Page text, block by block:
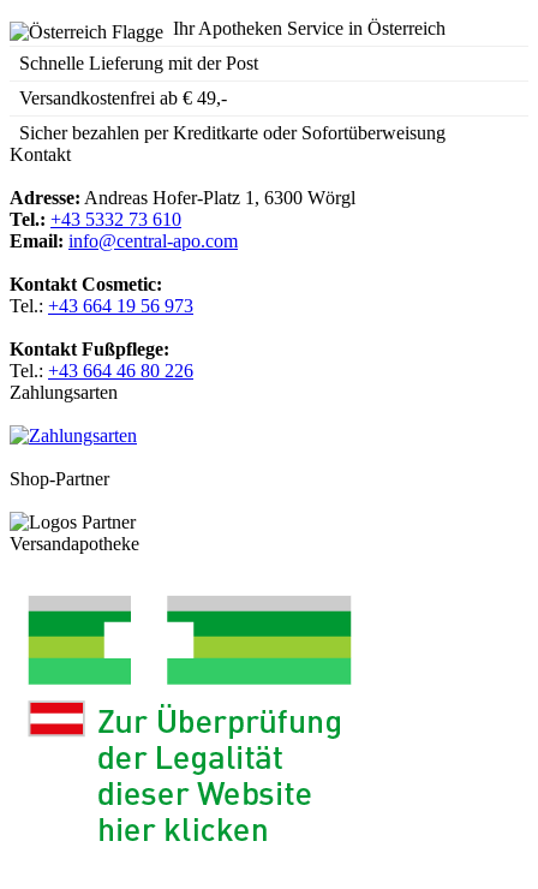
Ihr Apotheken Service in Österreich
Schnelle Lieferung mit der Post
Versandkostenfrei ab € 49,-
Sicher bezahlen per Kreditkarte oder Sofortüberweisung
Kontakt
Adresse: Andreas Hofer-Platz 1, 6300 Wörgl
Tel.: +43 5332 73 610
Email: info@central-apo.com
Kontakt Cosmetic:
Tel.: +43 664 19 56 973
Kontakt Fußpflege:
Tel.: +43 664 46 80 226
Zahlungsarten
Shop-Partner
Versandapotheke